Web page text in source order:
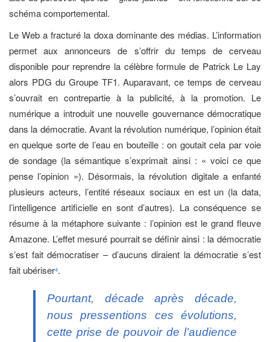
schéma comportemental.
Le Web a fracturé la doxa dominante des médias. L’information
permet aux annonceurs de s’offrir du temps de cerveau
disponible pour reprendre la célèbre formule de Patrick Le Lay
alors PDG du Groupe TF1. Auparavant, ce temps de cerveau
s’ouvrait en contrepartie à la publicité, à la promotion. Le
numérique a introduit une nouvelle gouvernance démocratique
dans la démocratie. Avant la révolution numérique, l’opinion était
en quelque sorte de l’eau en bouteille : on goutait cela par voie
de sondage (la sémantique s’exprimait ainsi : « voici ce que
pense l’opinion »). Désormais, la révolution digitale a enfanté
plusieurs acteurs, l’entité réseaux sociaux en est un (la data,
l’intelligence artificielle en sont d’autres). La conséquence se
résume à la métaphore suivante : l’opinion est le grand fleuve
Amazone. L’effet mesuré pourrait se définir ainsi : la démocratie
s’est fait démocratiser – d’aucuns diraient la démocratie s’est
fait ubériser4.
Pourtant, décade après décade,
nous pressentions ces évolutions,
cette prise de pouvoir de l’audience